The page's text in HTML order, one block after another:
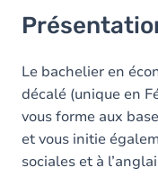
Le bachelier en
décalé (unique en
vous forme aux
et vous initie
sociales et à